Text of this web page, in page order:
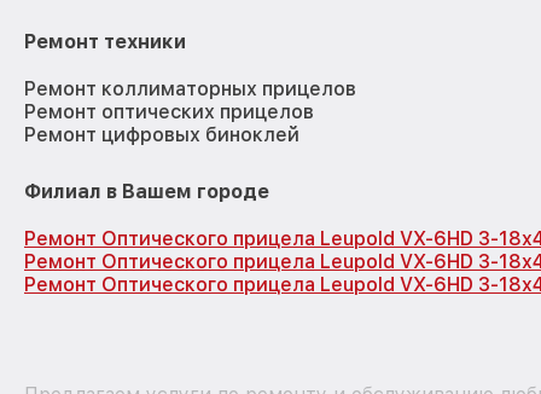
Ремонт техники
Ремонт коллиматорных прицелов
Ремонт оптических прицелов
Ремонт цифровых биноклей
Филиал в Вашем городе
Ремонт Оптического прицела Leupold VX-6HD 3-
Ремонт Оптического прицела Leupold VX-6HD 3-
Ремонт Оптического прицела Leupold VX-6HD 3-